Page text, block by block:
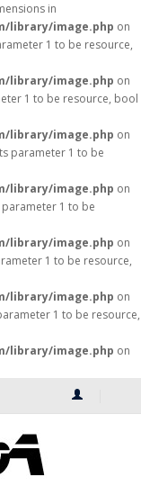
in
library/image.php on
1 to be resource,
library/image.php on
1 to be resource, bool
library/image.php on
parameter 1 to be
library/image.php on
1 to be
library/image.php on
1 to be resource,
library/image.php on
1 to be resource,
library/image.php on